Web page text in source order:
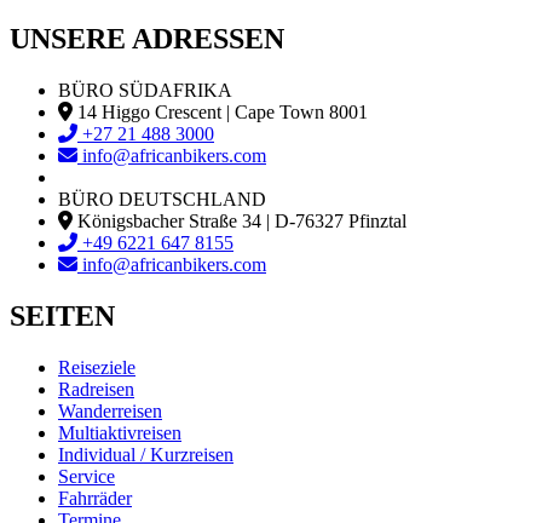
UNSERE ADRESSEN
BÜRO SÜDAFRIKA
14 Higgo Crescent | Cape Town 8001
+27 21 488 3000
info@africanbikers.com
BÜRO DEUTSCHLAND
Königsbacher Straße 34 | D-76327 Pfinztal
+49 6221 647 8155
info@africanbikers.com
SEITEN
Reiseziele
Radreisen
Wanderreisen
Multiaktivreisen
Individual / Kurzreisen
Service
Fahrräder